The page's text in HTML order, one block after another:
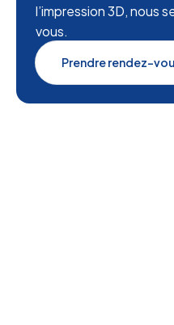
l’impression 3D, nous
vous.
Prendre rendez-